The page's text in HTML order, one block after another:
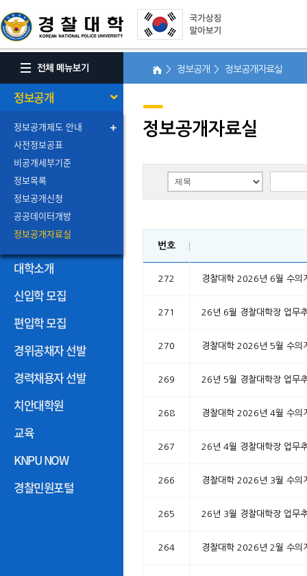
정보공개
정보공개제도 안내
사전정보공표
비공개세부기준
정보목록
정보공개신청
공공데이터개방
정보공개자료실
대학소개
신입학 모집
편입학 모집
경위공채자 선발
경력채용자 선발
치안대학원
교육
KNPU NOW
경찰민원포털
> 정보공개 > 정보공개자료실
정보공개자료실
번호
272 경찰대학 2026년 6월 수의
271 26년 6월 경찰대학장 업무
270 경찰대학 2026년 5월 수의
269 26년 5월 경찰대학장 업무
268 경찰대학 2026년 4월 수의
267 26년 4월 경찰대학장 업무
266 경찰대학 2026년 3월 수의
265 26년 3월 경찰대학장 업무
264 경찰대학 2026년 2월 수의